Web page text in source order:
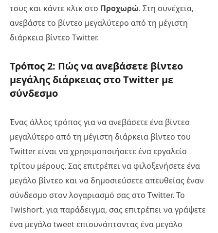
τους και κάντε κλικ στο Προχωρώ. Στη συνέχεια,
ανεβάστε το βίντεο μεγαλύτερο από τη μέγιστη
διάρκεια βίντεο Twitter.
Τρόπος 2: Πώς να ανεβάσετε βίντεο
μεγάλης διάρκειας στο Twitter με
σύνδεσμο
Ένας άλλος τρόπος για να ανεβάσετε ένα βίντεο
μεγαλύτερο από τη μέγιστη διάρκεια βίντεο του
Twitter είναι να χρησιμοποιήσετε ένα εργαλείο
τρίτου μέρους. Σας επιτρέπει να φιλοξενήσετε ένα
μεγάλο βίντεο και να δημοσιεύσετε απευθείας έναν
σύνδεσμο στον λογαριασμό σας στο Twitter. Το
Twishort, για παράδειγμα, σας επιτρέπει να γράψετε
ένα μεγάλο tweet επισυνάπτοντας ένα μεγάλο